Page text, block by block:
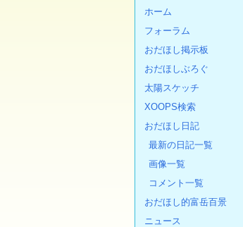
ホーム
フォーラム
おだほし掲示板
おだほしぶろぐ
太陽スケッチ
XOOPS検索
おだほし日記
最新の日記一覧
画像一覧
コメント一覧
おだほし的富岳百景
ニュース